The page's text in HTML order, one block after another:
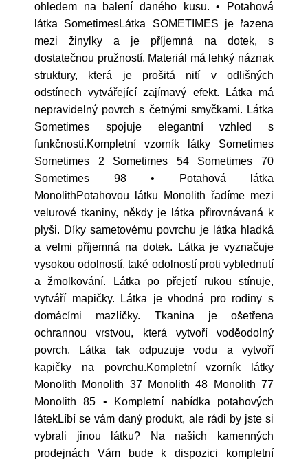
ohledem na balení daného kusu. • Potahová
látka SometimesLátka SOMETIMES je řazena
mezi žinylky a je příjemná na dotek, s
dostatečnou pružností. Materiál má lehký náznak
struktury, která je prošitá nití v odlišných
odstínech vytvářející zajímavý efekt. Látka má
nepravidelný povrch s četnými smyčkami. Látka
Sometimes spojuje elegantní vzhled s
funkčností.Kompletní vzorník látky Sometimes
Sometimes 2 Sometimes 54 Sometimes 70
Sometimes 98 • Potahová látka
MonolithPotahovou látku Monolith řadíme mezi
velurové tkaniny, někdy je látka přirovnávaná k
plyši. Díky sametovému povrchu je látka hladká
a velmi příjemná na dotek. Látka je vyznačuje
vysokou odolností, také odolností proti vyblednutí
a žmolkování. Látka po přejetí rukou stínuje,
vytváří mapičky. Látka je vhodná pro rodiny s
domácími mazlíčky. Tkanina je ošetřena
ochrannou vrstvou, která vytvoří voděodolný
povrch. Látka tak odpuzuje vodu a vytvoří
kapičky na povrchu.Kompletní vzorník látky
Monolith Monolith 37 Monolith 48 Monolith 77
Monolith 85 • Kompletní nabídka potahových
látekLíbí se vám daný produkt, ale rádi by jste si
vybrali jinou látku? Na našich kamenných
prodejnách Vám bude k dispozici kompletní